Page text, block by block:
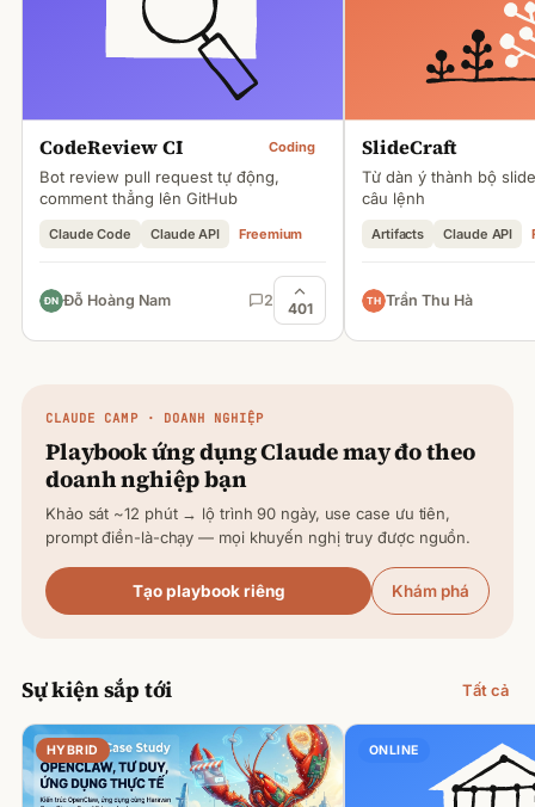
CodeReview CI Coding
Bot review pull request tự động,
comment thẳng lên GitHub
Claude Code Claude API Freemium
Đỗ Hoàng Nam 2 401
SlideCraft
Từ dàn ý thành bộ
câu lệnh
Artifacts Claude API
Trần Thu Hà
CLAUDE CAMP · DOANH NGHIỆP
Playbook ứng dụngClaudemay đo theo
doanh nghiệp bạn
Khảo sát ~12 phút → lộ trình 90 ngày, use case ưu tiên,
prompt điền-là-chạy — mọi khuyến nghị truy được nguồn.
Tạo playbook riêng Khám phá
Sự kiện sắp tới Tất cả
HYBRID ONLINE